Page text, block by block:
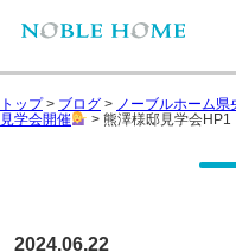
トップ> ブログ > ノーブルホーム県
見学会開催
> 熊澤様邸見学会HP1
2024.06.22